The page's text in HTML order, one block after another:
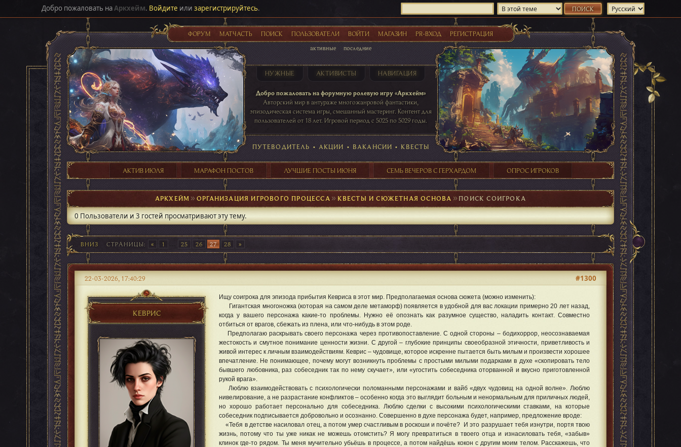
Добро пожаловать наАркхейм. Войдите или зарегистрируйтесь.
ФОРУМ МАТЧАСТЬ ПОИСК ПОЛЬЗОВАТЕЛИ ВОЙТИ МАГАЗИН PR-ВХОД РЕГИСТРАЦИЯ
активные последние
НУЖНЫЕ АКТИВИСТЫ НАВИГАЦИЯ
Добро пожаловать на форумную ролевую игру «Аркхейм»
Авторский мир в антураже многожанровой фантастики,
эпизодическая система игры, смешанный мастеринг. Контент для
пользователей от 18 лет. Игровой период с 5025 по 5029 годы.
таблице игровой активности
41 ПОСТОВ 31 ПОСТОВ 29 ПОСТОВ 24 ПОСТОВ
ПУТЕВОДИТЕЛЬ • АКЦИИ • ВАКАНСИИ • КВЕСТЫ
АКТИВ ИЮЛЯ МАРАФОН ПОСТОВ ЛУЧШИЕ ПОСТЫ ИЮНЯ СЕМЬ ВЕЧЕРОВ С ГЕРХАРДОМ ОПРОС ИГРОКОВ
АРКХЕЙМ ►ОРГАНИЗАЦИЯ ИГРОВОГО ПРОЦЕССА ►КВЕСТЫ И СЮЖЕТНАЯ ОСНОВА ►ПОИСК СОИГРОКА
0 Пользователи и 3 гостей просматривают эту тему.
ВНИЗ СТРАНИЦЫ 1 25 26 27 28
КЕВРИС
#1300
22-03-2026, 17:40:29
Ищу соигрока для эпизода прибытия Кевриса в этот мир. Предполагаемая основа сюжета (можно изменить):
Гигантская многоножка (которая на самом деле метаморф) появляется в удобной для вас локации примерно 20 лет назад,
когда у вашего персонажа какие-то проблемы. Нужно её опознать как разумное существо, наладить контакт. Совместно
отбиться от врагов, сбежать из плена, или что-нибудь в этом роде.
Предполагаю раскрывать своего персонажа через противопоставление. С одной стороны – бодихоррор, неосознаваемая
жестокость и смутное понимание ценности жизни. С другой – глубокие принципы своеобразной этичности, приветливость и
живой интерес к личным взаимодействиям. Кеврис – чудовище, которое искренне пытается быть милым и произвести хорошее
впечатление. Не понимающее, почему могут возникнуть проблемы с простыми милыми подарками в духе «скопировать тело
бывшего любовника, раз собеседник так по нему скучает», или «угостить собеседника оторванной и вкусно приготовленной
рукой врага».
Люблю взаимодействовать с психологически поломанными персонажами и вайб «двух чудовищ на одной волне». Люблю
нивелирование, а не разрастание конфликтов – особенно когда это выглядит больным и ненормальным для приличных людей,
но хорошо работает персонально для собеседника. Люблю сделки с высокими психологическими ставками, на которые
собеседник подписывается добровольно и осознанно. Совершенно в духе персонажа будет, например, предложение вроде:
«Тебя в детстве насиловал отец, а потом умер счастливым в роскоши и почёте? И это разрушает тебя изнутри, портя твою
жизнь, потому что ты уже никак не можешь отомстить? Я могу превратиться в твоего отца и изнасиловать тебя, «забыв»
клинок где-то рядом. Ты меня мучительно убьёшь в процессе, а потом найдёшь кокон с другим моим телом. Расскажешь, что